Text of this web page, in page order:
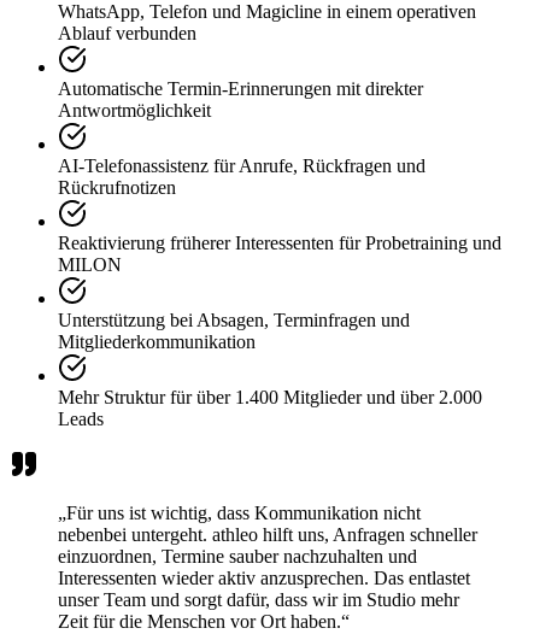
WhatsApp, Telefon und Magicline in einem operativen
Ablauf verbunden
Automatische Termin-Erinnerungen mit direkter
Antwortmöglichkeit
AI-Telefonassistenz für Anrufe, Rückfragen und
Rückrufnotizen
Reaktivierung früherer Interessenten für Probetraining und
MILON
Unterstützung bei Absagen, Terminfragen und
Mitgliederkommunikation
Mehr Struktur für über 1.400 Mitglieder und über 2.000
Leads
„Für uns ist wichtig, dass Kommunikation nicht
nebenbei untergeht. athleo hilft uns, Anfragen schneller
einzuordnen, Termine sauber nachzuhalten und
Interessenten wieder aktiv anzusprechen. Das entlastet
unser Team und sorgt dafür, dass wir im Studio mehr
Zeit für die Menschen vor Ort haben.“